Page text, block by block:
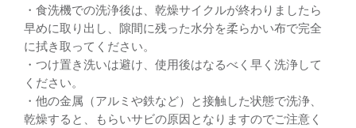
・食洗機での洗浄後は、乾燥サイクルが終わりましたら
早めに取り出し、隙間に残った水分を柔らかい布で完全
に拭き取ってください。
・つけ置き洗いは避け、使用後はなるべく早く洗浄して
ください。
・他の金属（アルミや鉄など）と接触した状態で洗浄、
乾燥すると、もらいサビの原因となりますのでご注意く